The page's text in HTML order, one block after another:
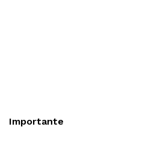
Importante